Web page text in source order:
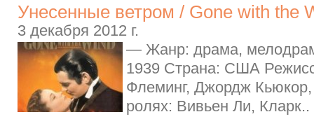
Унесенные ветром / Gone with the
3 декабря 2012 г.
— Жанр: драма,
1939 Страна: США
Флеминг, Джордж
ролях: Вивьен Ли, Кларк..